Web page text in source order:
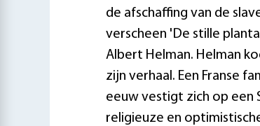
de afschaffing van de
verscheen 'De stille
Albert Helman. Helman
zijn verhaal. Een Franse
eeuw vestigt zich op een
religieuze en